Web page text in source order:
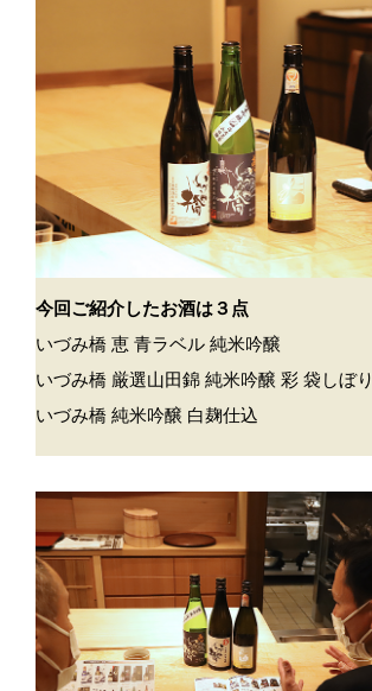
今回ご紹介したお酒は３点
いづみ橋 恵 青ラベル 純米吟醸
いづみ橋 厳選山田錦 純米吟醸 彩 袋しぼり
いづみ橋 純米吟醸 白麹仕込